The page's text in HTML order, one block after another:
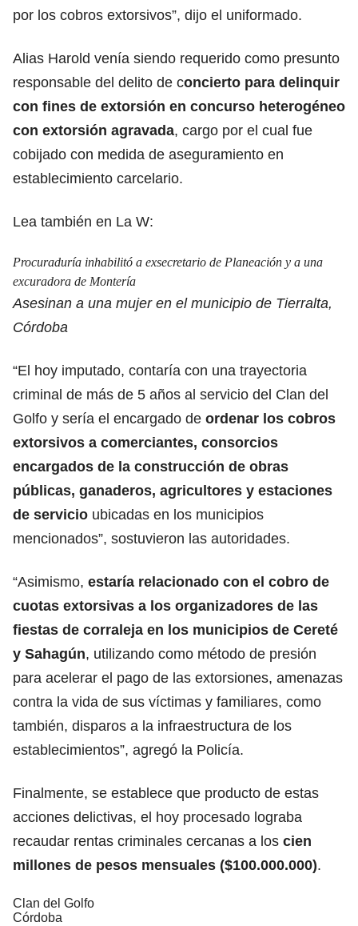
por los cobros extorsivos”, dijo el uniformado.
Alias Harold venía siendo requerido como presunto
responsable del delito de concierto para delinquir
con fines de extorsión en concurso heterogéneo
con extorsión agravada, cargo por el cual fue
cobijado con medida de aseguramiento en
establecimiento carcelario.
Lea también en La W:
Procuraduría inhabilitó a exsecretario de Planeación y a una
excuradora de Montería
Asesinan a una mujer en el municipio de Tierralta,
Córdoba
“El hoy imputado, contaría con una trayectoria
criminal de más de 5 años al servicio del Clan del
Golfo y sería el encargado de ordenar los cobros
extorsivos a comerciantes, consorcios
encargados de la construcción de obras
públicas, ganaderos, agricultores y estaciones
de servicio ubicadas en los municipios
mencionados”, sostuvieron las autoridades.
“Asimismo, estaría relacionado con el cobro de
cuotas extorsivas a los organizadores de las
fiestas de corraleja en los municipios de Cereté
y Sahagún, utilizando como método de presión
para acelerar el pago de las extorsiones, amenazas
contra la vida de sus víctimas y familiares, como
también, disparos a la infraestructura de los
establecimientos”, agregó la Policía.
Finalmente, se establece que producto de estas
acciones delictivas, el hoy procesado lograba
recaudar rentas criminales cercanas a los cien
millones de pesos mensuales ($100.000.000).
Clan del Golfo
Córdoba